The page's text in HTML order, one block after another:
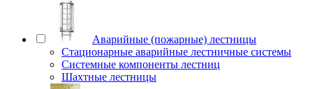
Аварийные (пожарные) лестницы
Стационарные аварийные лестничные системы
Системные компоненты лестниц
Шахтные лестницы